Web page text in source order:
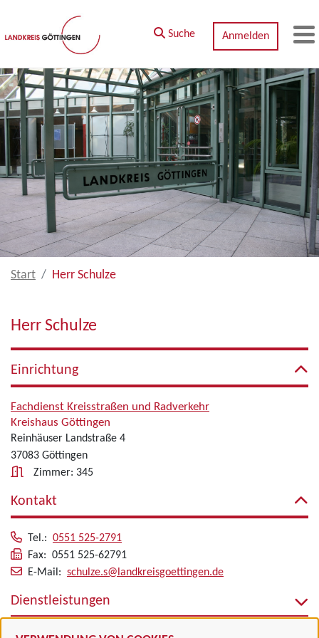
Zum Hauptinhalt springen
Suche Anmelden
Start Herr Schulze
Herr Schulze
Einrichtung
Fachdienst Kreisstraßen und Radverkehr
Kreishaus Göttingen
Reinhäuser Landstraße 4
37083 Göttingen
Zimmer: 345
Kontakt
Tel.: 0551 525-2791
Fax: 0551 525-62791
E-Mail: schulze.s@landkreisgoettingen.de
Dienstleistungen